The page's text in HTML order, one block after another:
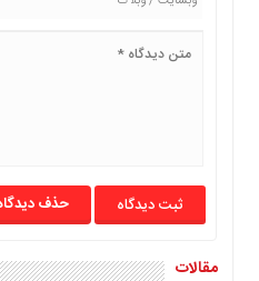
حذف
مقالات